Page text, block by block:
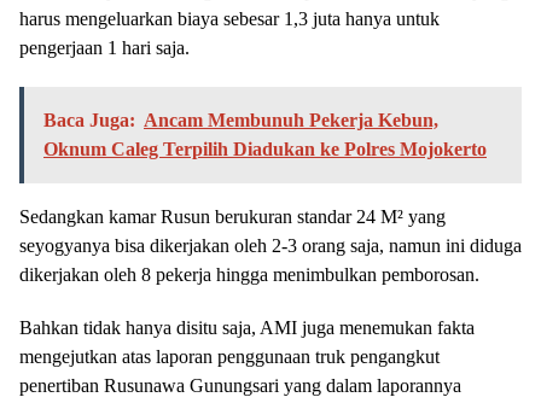
harus mengeluarkan biaya sebesar 1,3 juta hanya untuk
pengerjaan 1 hari saja.
Baca Juga: Ancam Membunuh Pekerja Kebun,
Oknum Caleg Terpilih Diadukan ke Polres Mojokerto
Sedangkan kamar Rusun berukuran standar 24 M² yang
seyogyanya bisa dikerjakan oleh 2-3 orang saja, namun ini diduga
dikerjakan oleh 8 pekerja hingga menimbulkan pemborosan.
Bahkan tidak hanya disitu saja, AMI juga menemukan fakta
mengejutkan atas laporan penggunaan truk pengangkut
penertiban Rusunawa Gunungsari yang dalam laporannya